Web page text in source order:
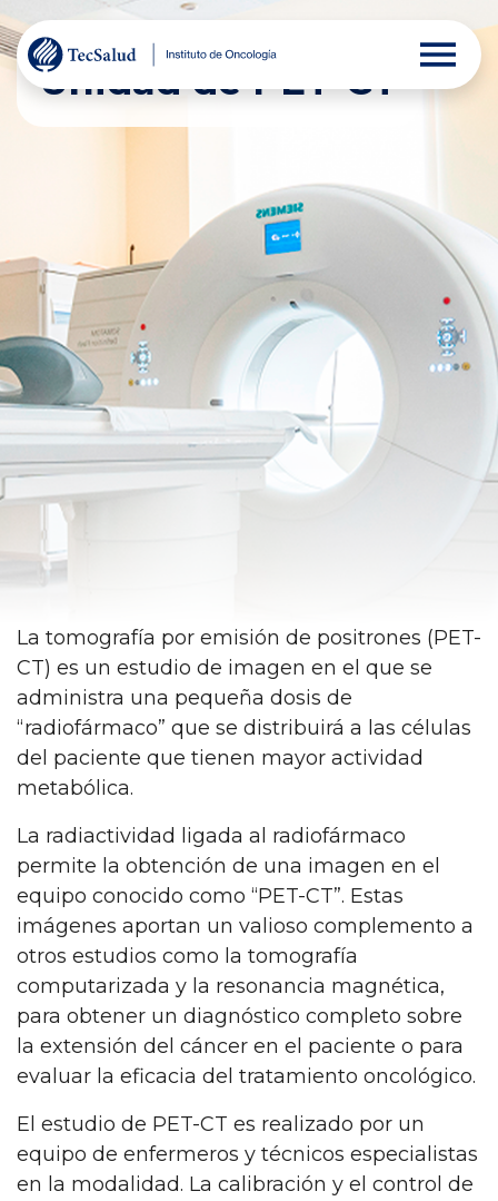
Unidad de PET-CT
La tomografía por emisión de positrones (PET-
CT) es un estudio de imagen en el que se
administra una pequeña dosis de
“radiofármaco” que se distribuirá a las células
del paciente que tienen mayor actividad
metabólica.
La radiactividad ligada al radiofármaco
permite la obtención de una imagen en el
equipo conocido como “PET-CT”. Estas
imágenes aportan un valioso complemento a
otros estudios como la tomografía
computarizada y la resonancia magnética,
para obtener un diagnóstico completo sobre
la extensión del cáncer en el paciente o para
evaluar la eficacia del tratamiento oncológico.
El estudio de PET-CT es realizado por un
equipo de enfermeros y técnicos especialistas
en la modalidad. La calibración y el control de